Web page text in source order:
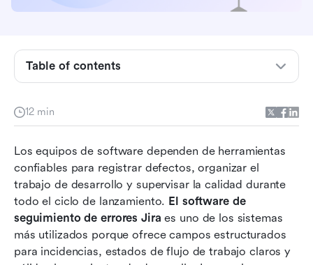
12 min
Los equipos de software dependen de herramientas
confiables para registrar defectos, organizar el
trabajo de desarrollo y supervisar la calidad durante
todo el ciclo de lanzamiento. El software de
seguimiento de errores Jira es uno de los sistemas
más utilizados porque ofrece campos estructurados
para incidencias, estados de flujo de trabajo claros y
Table of contents
software de Jira en las operaciones diarias de
control de calidad
en Jira
en Jira?
Limitaciones del seguimiento de errores en Jira
Qué buscar al migrar desde Jira
Conoce Lark: plataforma todo en uno para
cadenas completas de gestión de errores